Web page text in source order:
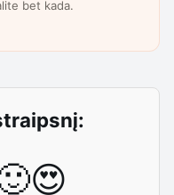
bet kada.
😍